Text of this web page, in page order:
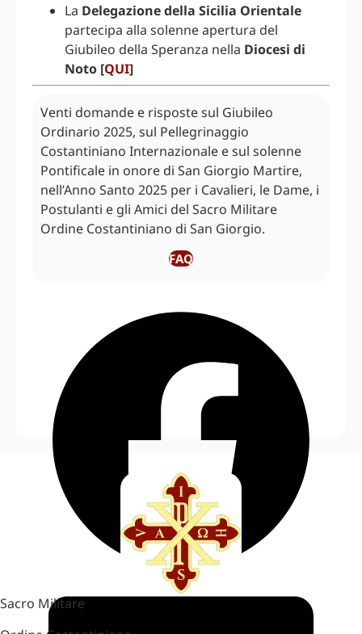
La Delegazione della Sicilia Orientale
partecipa alla solenne apertura del
Giubileo della Speranza nella Diocesi di
Noto [QUI]
Venti domande e risposte sul Giubileo
Ordinario 2025, sul Pellegrinaggio
Costantiniano Internazionale e sul solenne
Pontificale in onore di San Giorgio Martire,
nell’Anno Santo 2025 per i Cavalieri, le Dame, i
Postulanti e gli Amici del Sacro Militare
Ordine Costantiniano di San Giorgio.
FAQ
Sacro Militare